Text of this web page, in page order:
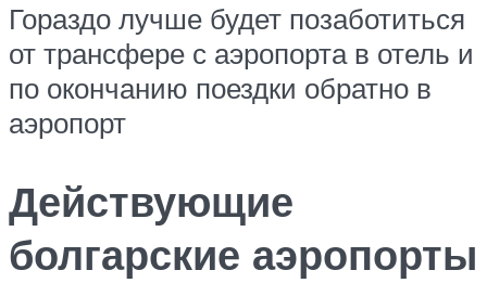
Гораздо лучше будет позаботиться
от трансфере с аэропорта в отель и
по окончанию поездки обратно в
аэропорт
Действующие
болгарские аэропорты